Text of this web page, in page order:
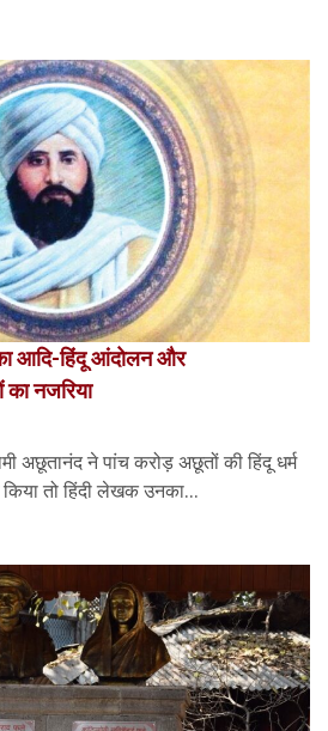
का आदि-हिंदू आंदोलन और
नजरिया
अछूतानंद ने पांच करोड़ अछूतों की हिंदू धर्म
तो हिंदी लेखक उनका...